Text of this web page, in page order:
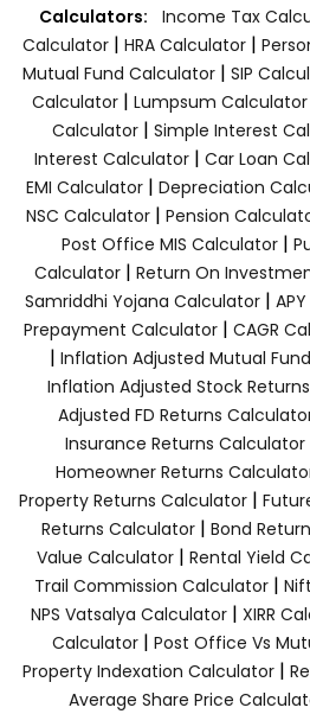
Calculators: Income Tax
Calculator | HRA Calculator |
Mutual Fund Calculator | SIP
Calculator | Lumpsum Calculator
Calculator| Simple Interest
Interest Calculator| Car Loan
EMI Calculator| Depreciation
NSC Calculator| Pension
Post Office MIS Calculator|
Calculator| Return On
Samriddhi Yojana Calculator|
Prepayment Calculator | CAGR
| Inflation Adjusted Mutual
Inflation Adjusted Stock
Adjusted FD Returns
Insurance Returns Calculator
Homeowner Returns
Property Returns Calculator |
Returns Calculator | Bond
Value Calculator | Rental Yield
Trail Commission Calculator|
NPS Vatsalya Calculator| XIRR
Calculator| Post Office Vs
Property Indexation Calculator |
Average Share Price